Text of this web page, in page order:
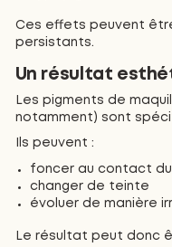
Ces effets peuvent
persistants.
Un résultat
Les pigments de
notamment) sont
Ils peuvent :
foncer au contact
changer de teinte
évoluer de manière
Le résultat peut donc